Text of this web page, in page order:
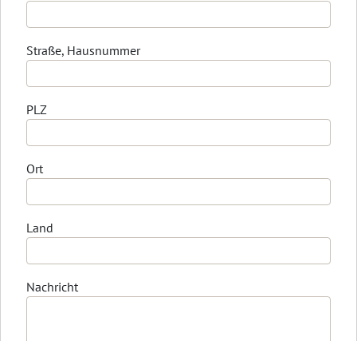
Straße, Hausnummer
PLZ
Ort
Land
Nachricht